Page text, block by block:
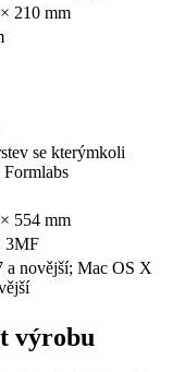
210 mm
se kterýmkoli
Formlabs
554 mm
3MF
a novější; Mac OS X
výrobu